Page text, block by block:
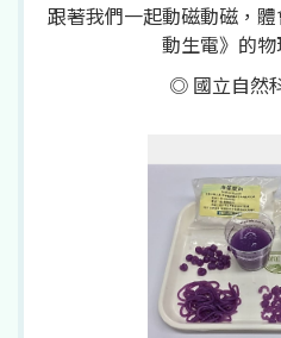
跟著我們一起動磁動磁，
動生電》的物
◎ 國立自然